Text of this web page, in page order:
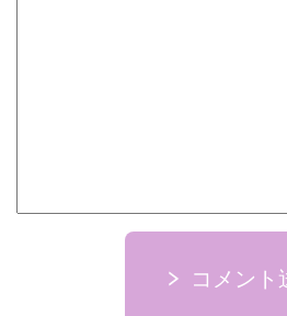
コメント